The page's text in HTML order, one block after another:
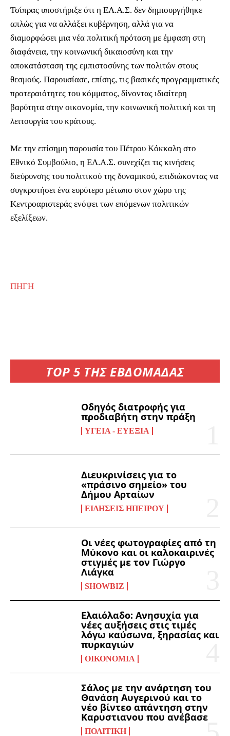
TOP 5 ΤΗΣ ΕΒΔΟΜΑΔΑΣ
Οδηγός διατροφής για
προδιαβήτη στην πράξη
ΥΓΕΊΑ - ΕΥΕΞΊΑ
Διευκρινίσεις για το
«πράσινο σημείο» του
Δήμου Αρταίων
ΕΙΔΉΣΕΙΣ ΗΠΕΊΡΟΥ
Οι νέες φωτογραφίες από τη
Μύκονο και οι καλοκαιρινές
στιγμές με τον Γιώργο
Λιάγκα
SHOWBIZ
Ελαιόλαδο: Ανησυχία για
νέες αυξήσεις στις τιμές
λόγω καύσωνα, ξηρασίας και
πυρκαγιών
ΟΙΚΟΝΟΜΊΑ
Σάλος με την ανάρτηση του
Θανάση Αυγερινού και το
νέο βίντεο απάντηση στην
Καρυστιανου που ανέβασε
ΠΟΛΙΤΙΚΉ
Τσίπρας υποστήριξε ότι η ΕΛ.Α.Σ. δεν δημιουργήθηκε
απλώς για να αλλάξει κυβέρνηση, αλλά για να
διαμορφώσει μια νέα πολιτική πρόταση με έμφαση στη
διαφάνεια, την κοινωνική δικαιοσύνη και την
αποκατάσταση της εμπιστοσύνης των πολιτών στους
θεσμούς. Παρουσίασε, επίσης, τις βασικές προγραμματικές
προτεραιότητες του κόμματος, δίνοντας ιδιαίτερη
βαρύτητα στην οικονομία, την κοινωνική πολιτική και τη
λειτουργία του κράτους.
Με την επίσημη παρουσία του Πέτρου Κόκκαλη στο
Εθνικό Συμβούλιο, η ΕΛ.Α.Σ. συνεχίζει τις κινήσεις
διεύρυνσης του πολιτικού της δυναμικού, επιδιώκοντας να
συγκροτήσει ένα ευρύτερο μέτωπο στον χώρο της
Κεντροαριστεράς ενόψει των επόμενων πολιτικών
εξελίξεων.
ΠΗΓΗ